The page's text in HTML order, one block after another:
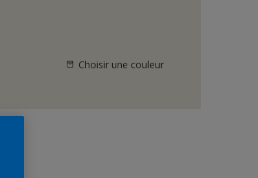
Choisir une couleur